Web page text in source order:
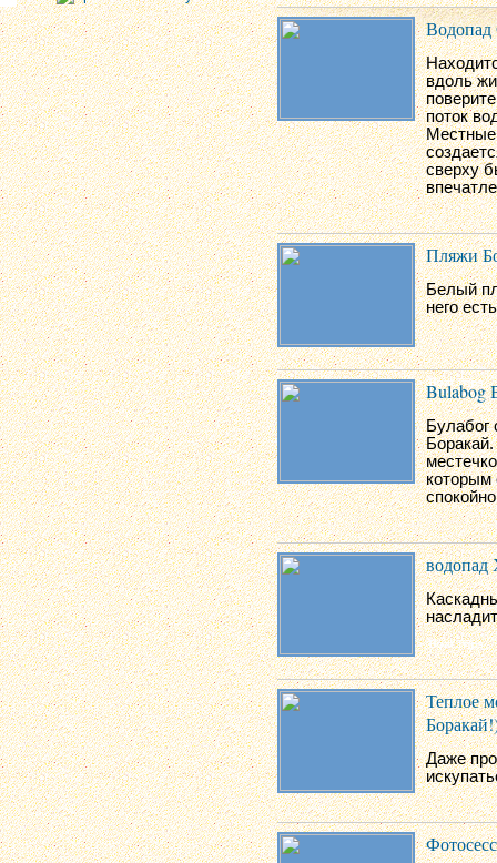
Водопад
вдоль
поток
Местные
сверху
Пляжи
Белый
него
Bulabog
Булабог
которым
водопад
Теплое
Даже